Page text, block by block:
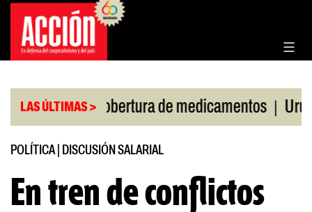
Saltar
contenido
LAS ÚLTIMAS >
por cobertura de medicamentos | Uruguay
POLÍTICA| DISCUSIÓN SALARIAL
En tren de conflictos